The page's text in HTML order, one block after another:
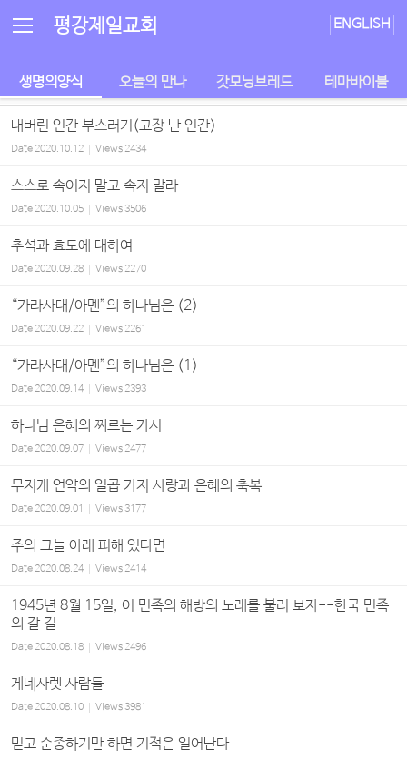
평강제일교회 ENGLISH
생명의양식 오늘의 만나 갓모닝브레드 테마바이블
내버린 인간 부스러기(고장 난 인간)
Date2020.10.12 Views2434
스스로 속이지 말고 속지 말라
Date2020.10.05 Views3506
추석과 효도에 대하여
Date2020.09.28 Views2270
“가라사대/아멘”의 하나님은 (2)
Date2020.09.22 Views2261
“가라사대/아멘”의 하나님은 (1)
Date2020.09.14 Views2393
하나님 은혜의 찌르는 가시
Date2020.09.07 Views2477
무지개 언약의 일곱 가지 사랑과 은혜의 축복
Date2020.09.01 Views3177
주의 그늘 아래 피해 있다면
Date2020.08.24 Views2414
1945년 8월 15일, 이 민족의 해방의 노래를 불러 보자--한국 민족
의 갈 길
Date2020.08.18 Views2496
게네사렛 사람들
Date2020.08.10 Views3981
믿고 순종하기만 하면 기적은 일어난다